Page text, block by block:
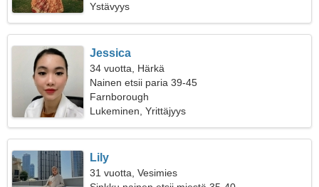
Ystävyys
Jessica
34 vuotta, Härkä
Nainen etsii paria 39-45
Farnborough
Lukeminen, Yrittäjyys
Lily
31 vuotta, Vesimies